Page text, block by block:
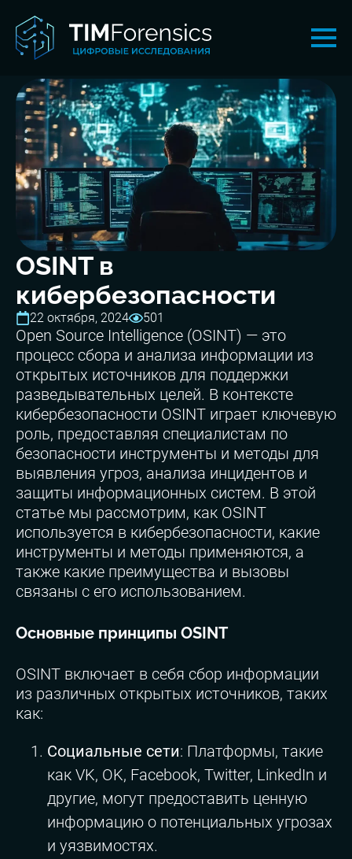
OSINT в
кибербезопасности
22 октября, 2024 501
Open Source Intelligence (OSINT) — это
процесс сбора и анализа информации из
открытых источников для поддержки
разведывательных целей. В контексте
кибербезопасности OSINT играет ключевую
роль, предоставляя специалистам по
безопасности инструменты и методы для
выявления угроз, анализа инцидентов и
защиты информационных систем. В этой
статье мы рассмотрим, как OSINT
используется в кибербезопасности, какие
инструменты и методы применяются, а
также какие преимущества и вызовы
связаны с его использованием.
Основные принципы OSINT
OSINT включает в себя сбор информации
из различных открытых источников, таких
как:
Социальные сети: Платформы, такие
как VK, OK, Facebook, Twitter, LinkedIn и
другие, могут предоставить ценную
информацию о потенциальных угрозах
и уязвимостях.